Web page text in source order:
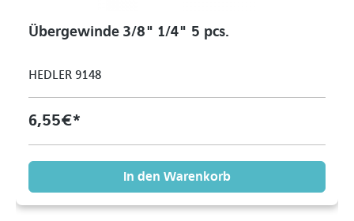
Übergewinde 3/8" 1/4" 5 pcs.
HEDLER 9148
6,55 €*
In den Warenkorb